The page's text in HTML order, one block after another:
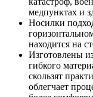
медпунктах и
Носилки
находится на
Изготовлены
гибкого
скользят
облегчает